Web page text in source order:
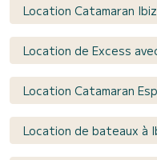
Location Catamaran
Location de Excess
Location Catamaran
Location de bateaux à